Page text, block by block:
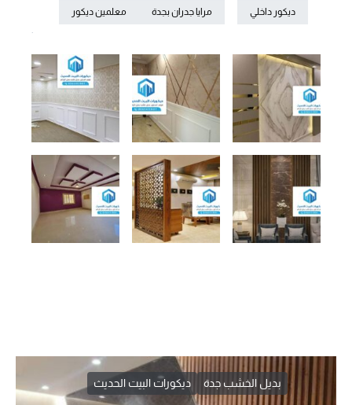
ديكور داخلي مرايا جدران بجدة
معلمين ديكور
.
بديل الخشب جدة ديكورات البيت الحديث